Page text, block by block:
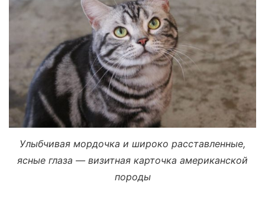
Улыбчивая мордочка и широко расставленные,
ясные глаза — визитная карточка американской
породы